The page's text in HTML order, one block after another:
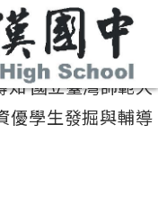
知 國立臺灣師範大
優學生發掘與輔導